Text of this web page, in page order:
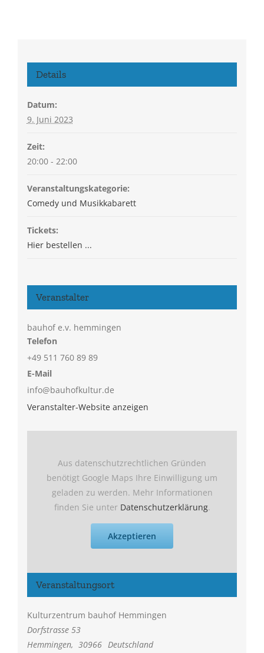
Details
Datum:
9. Juni 2023
Zeit:
20:00 - 22:00
Veranstaltungskategorie:
Comedy und Musikkabarett
Tickets:
Hier bestellen ...
Veranstalter
bauhof e.v. hemmingen
Telefon
+49 511 760 89 89
E-Mail
info@bauhofkultur.de
Veranstalter-Website anzeigen
Veranstaltungsort
Kulturzentrum bauhof Hemmingen
Dorfstrasse 53
Hemmingen, 30966 Deutschland
Aus datenschutzrechtlichen Gründen
benötigt Google Maps Ihre Einwilligung um
geladen zu werden. Mehr Informationen
finden Sie unter Datenschutzerklärung.
Akzeptieren